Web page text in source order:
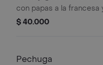
con papas a la francesa
$ 40.000
Pechuga